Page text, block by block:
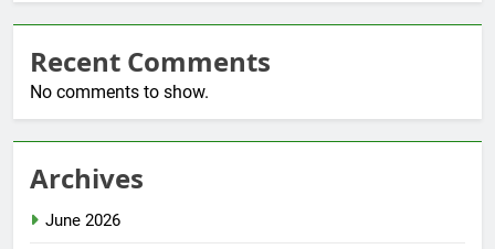
Recent Comments
No comments to show.
Archives
June 2026